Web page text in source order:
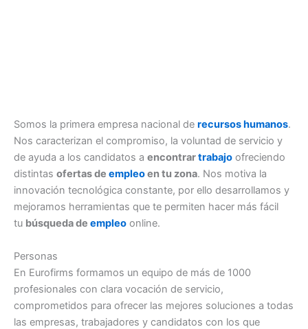
Somos la primera empresa nacional de recursos humanos.
Nos caracterizan el compromiso, la voluntad de servicio y
de ayuda a los candidatos a encontrartrabajo ofreciendo
distintas ofertas de empleoen tu zona. Nos motiva la
innovación tecnológica constante, por ello desarrollamos y
mejoramos herramientas que te permiten hacer más fácil
tu búsqueda de empleo online.
Personas
En Eurofirms formamos un equipo de más de 1000
profesionales con clara vocación de servicio,
comprometidos para ofrecer las mejores soluciones a todas
las empresas, trabajadores y candidatos con los que